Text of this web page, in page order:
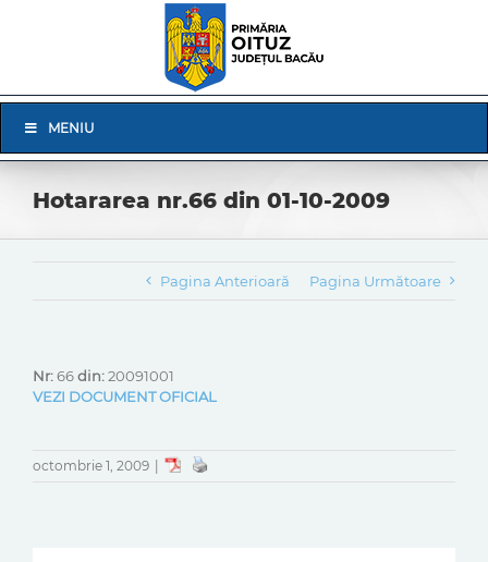
Navigation
MENIU
Hotararea nr.66 din 01-10-2009
Pagina Anterioară Pagina Următoare
Nr:66din:20091001
VEZI DOCUMENT OFICIAL
octombrie 1, 2009